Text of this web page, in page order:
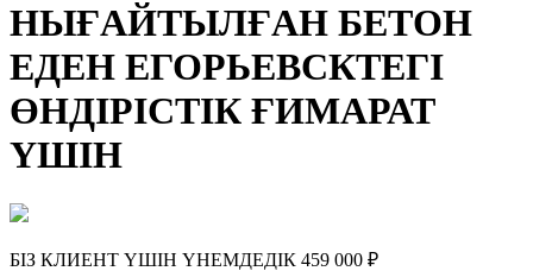
НЫҒАЙТЫЛҒАН БЕТОН
ЕДЕН ЕГОРЬЕВСКТЕГІ
ӨНДІРІСТІК ҒИМАРАТ
ҮШІН
БІЗ КЛИЕНТ ҮШІН ҮНЕМДЕДІК 459 000 ₽